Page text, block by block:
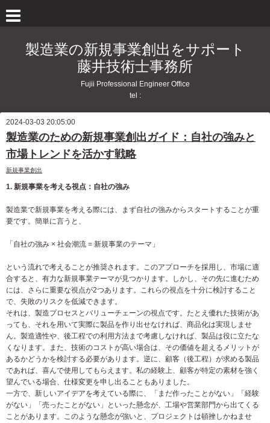
製造業の新規事業創出をサポート
藤井技術士事務所
Fujii Professional Engineer Office
tel :
2024-03-03 20:05:00
製造業のための新規事業創出ガイド：自社の強みと
市場トレンドを活かす戦略
新規事業創出
1. 新規事業を考える視点：自社の強み
製造業で新規事業を考える際には、まず自社の強みからスタートすることが重
要です。簡単に言うと、
「自社の強み × 社会潮流 = 新規事業のテーマ」
という流れで考えることが推奨されます。このアプローチを採用し、市場に適
合すると、有力な新規事業テーマが見つかります。しかし、その先に進むため
には、さらに重要な視点が2つあります。これらの視点を十分に検討すること
で、失敗のリスクを低減できます。
それは、製造プロセスとバリューチェーンの視点です。たとえ優れた技術があ
っても、それを用いて実際に製品を作り出せなければ、商品化は実現しませ
ん。製造適性や、後工程での利用方法まで考慮しなければ、製品は役に立たな
くなります。また、技術のコストが高い場合は、その価値を超えるメリットが
あるかどうかを検討する必要があります。逆に、顧客（後工程）が求める製品
であれば、喜んで使用してもらえます。私の経験上、顧客が特定の素材を強く
望んでいる場合、仕様変更を申し出ることもありました。
一方で、新しいアイデアを考えている際に、「まだ作ったことがない」「経験
がない」「売ったことがない」といった懸念が、工場や営業部門から出てくる
ことがあります。このような懸念が強いと、プロジェクトは頓挫しかねませ